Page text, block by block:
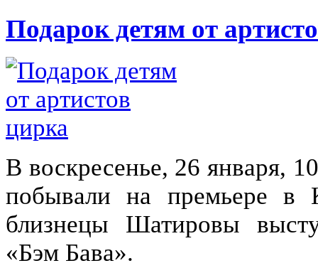
Подарок детям от
В воскресенье, 26 января,
побывали на премьере в
близнецы Шатировы
«Бэм Бава».